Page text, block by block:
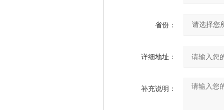
省份：
详细地址：
补充说明：